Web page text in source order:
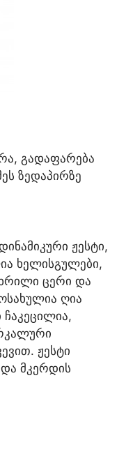
გადაფარება
ზედაპირზე
ჟესტი,
ხელისგულები,
ცერი და
ღია
ჩაკეცილია,
ჟესტი
მკერდის